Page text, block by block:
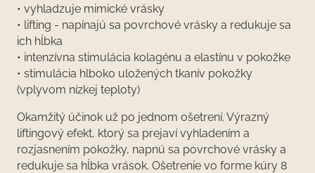
• vyhladzuje mimické vrásky
• lifting - napínajú sa povrchové vrásky a redukuje sa
ich hĺbka
• intenzívna stimulácia kolagénu a elastínu v pokožke
• stimulácia hlboko uložených tkanív pokožky
(vplyvom nízkej teploty)
Okamžitý účinok už po jednom ošetrení. Výrazný
liftingový efekt, ktorý sa prejaví vyhladením a
rozjasnením pokožky, napnú sa povrchové vrásky a
redukuje sa hĺbka vrások. Ošetrenie vo forme kúry 8